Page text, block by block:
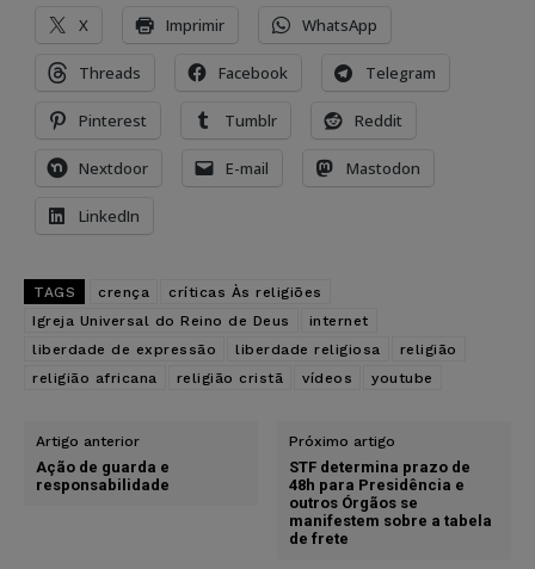
X Imprimir WhatsApp
Threads Facebook Telegram
Pinterest Tumblr Reddit
Nextdoor E-mail Mastodon
LinkedIn
TAGS crença
críticas Às religiões
Igreja Universal do Reino de Deus
internet
liberdade de expressão
liberdade religiosa
religião
religião africana
religião cristã vídeos youtube
Artigo anterior
Ação de guarda e
responsabilidade
Próximo artigo
STF determina prazo de
48h para Presidência e
outros Órgãos se
manifestem sobre a tabela
de frete